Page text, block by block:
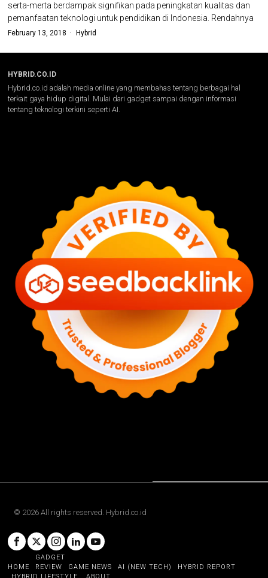
serta-merta berdampak signifikan pada peningkatan kualitas dan
pemanfaatan teknologi untuk pendidikan di Indonesia. Rendahnya
February 13, 2018 Hybrid
HYBRID.CO.ID
Hybrid.co.id adalah media online yang membahas tentang berbagai hal
terkait gaya hidup digital. Mulai dari gadget sampai dengan informasi
tentang teknologi terkini seperti AI.
© 2026 All rights reserved. Hybrid.co.id
HOME
GADGET
REVIEW
GAME NEWS AI (NEW TECH)
HYBRID REPORT
HYBRID LIFESTYLE
ABOUT